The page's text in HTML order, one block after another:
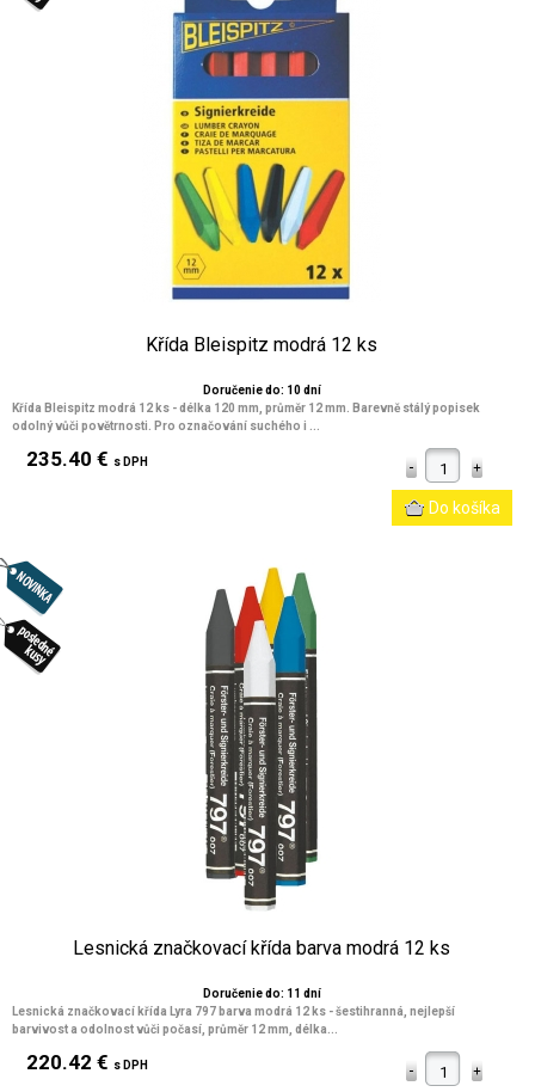
Křída Bleispitz modrá 12 ks
Doručenie do: 10 dní
Křída Bleispitz modrá 12 ks - délka 120 mm, průměr 12 mm. Barevně stálý popisek
odolný vůči povětrnosti. Pro označování suchého i ...
235.40 € s DPH
Lesnická značkovací křída barva modrá 12 ks
Doručenie do: 11 dní
Lesnická značkovací křída Lyra 797 barva modrá 12 ks - šestihranná, nejlepší
barvivost a odolnost vůči počasí, průměr 12 mm, délka...
220.42 € s DPH